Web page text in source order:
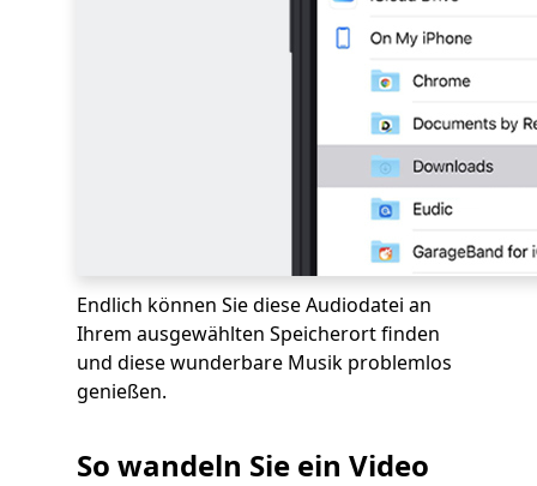
Endlich können Sie diese Audiodatei an
Ihrem ausgewählten Speicherort finden
und diese wunderbare Musik problemlos
genießen.
So wandeln Sie ein Video